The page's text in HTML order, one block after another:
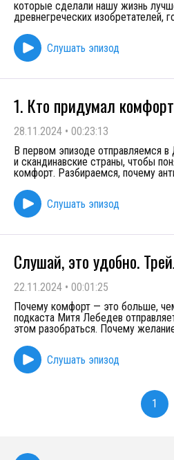
которые сделали нашу жизнь
древнегреческих изобретателей,
Слушать эпизод
1. Кто придумал комфорт
28.11.2024 • 00:23:13
В первом эпизоде отправляемся
и скандинавские страны, чтобы
комфорт. Разбираемся, почему
Слушать эпизод
Слушай, это удобно.
22.11.2024 • 00:01:25
Почему комфорт — это больше,
подкаста Митя Лебедев
этом разобраться. Почему
Слушать эпизод
1